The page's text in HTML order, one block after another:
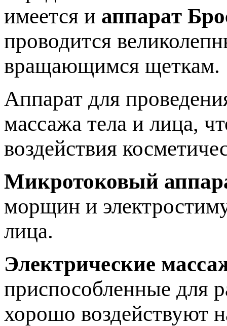
имеется и аппарат
проводится
вращающимся щеткам.
Аппарат для
массажа тела и лица,
воздействия
Микротоковый
морщин и
лица.
Электрические
приспособленные для
хорошо воздействуют